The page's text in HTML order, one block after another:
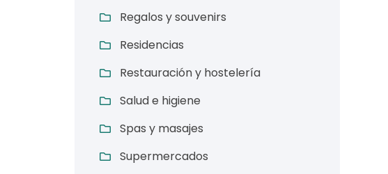
Regalos y souvenirs
Residencias
Restauración y hostelería
Salud e higiene
Spas y masajes
Supermercados